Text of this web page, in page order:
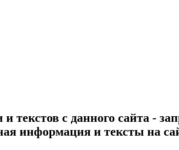
текстов с данного сайта -
информация и тексты на